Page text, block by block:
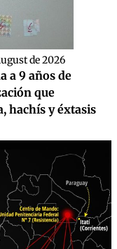
de 2026
a 9 años de
que
hachís y éxtasis